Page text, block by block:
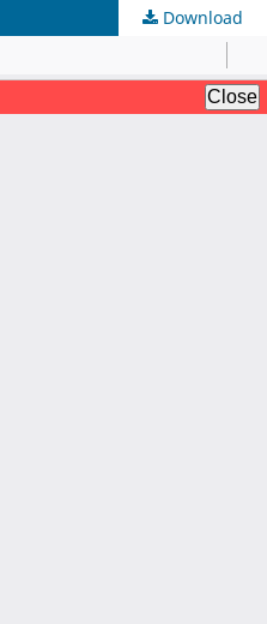
Download